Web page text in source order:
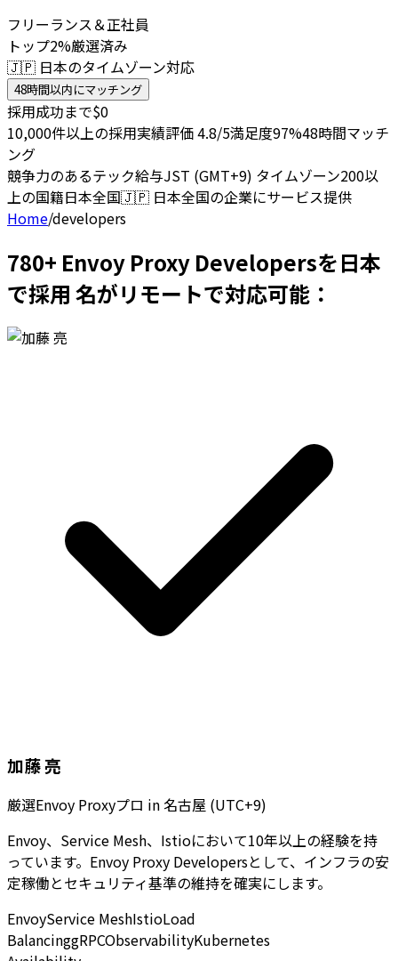
フリーランス＆正社員
トップ2%厳選済み
🇯🇵 日本のタイムゾーン対応
48時間以内にマッチング
採用成功まで$0
10,000件以上の採用実績評価 4.8/5満足度97%48時間マッチ
ング
競争力のあるテック給与JST (GMT+9) タイムゾーン200以
上の国籍日本全国🇯🇵 日本全国の企業にサービス提供
Home/developers
780+ Envoy Proxy Developersを日本
で採用 名がリモートで対応可能：
加藤 亮
厳選Envoy Proxyプロ in 名古屋 (UTC+9)
Envoy、Service Mesh、Istioにおいて10年以上の経験を持
っています。Envoy Proxy Developersとして、インフラの安
定稼働とセキュリティ基準の維持を確実にします。
EnvoyService MeshIstioLoad
BalancinggRPCObservabilityKubernetes